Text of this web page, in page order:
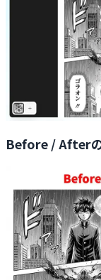
Before / After